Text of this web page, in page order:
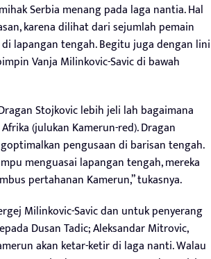
Serbia menang pada laga nantia. Hal
karena dilihat dari sejumlah pemain
lapangan tengah. Begitu juga dengan lini
Vanja Milinkovic-Savic di bawah
Stojkovic lebih jeli lah bagaimana
(julukan Kamerun-red). Dragan
pengusaan di barisan tengah.
menguasai lapangan tengah, mereka
pertahanan Kamerun,” tukasnya.
Milinkovic-Savic dan untuk penyerang
Dusan Tadic; Aleksandar Mitrovic,
akan ketar-ketir di laga nanti. Walau